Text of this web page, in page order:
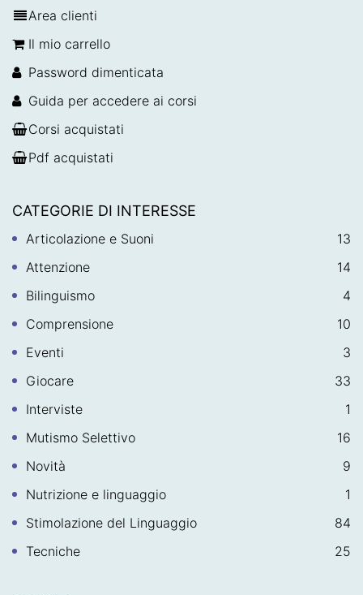
Area clienti
Il mio carrello
Password dimenticata
Guida per accedere ai corsi
Corsi acquistati
Pdf acquistati
CATEGORIE DI INTERESSE
Articolazione e Suoni
13
Attenzione
14
Bilinguismo
4
Comprensione
10
Eventi
3
Giocare
33
Interviste
1
Mutismo Selettivo
16
Novità
9
Nutrizione e linguaggio
1
Stimolazione del Linguaggio
84
Tecniche
25